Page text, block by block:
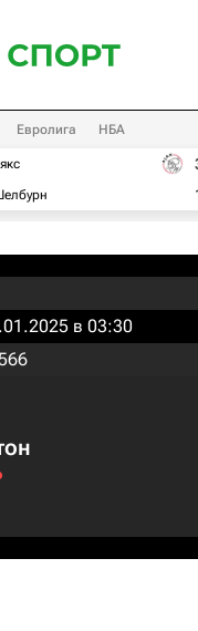
Евролига НБА
в 03:30